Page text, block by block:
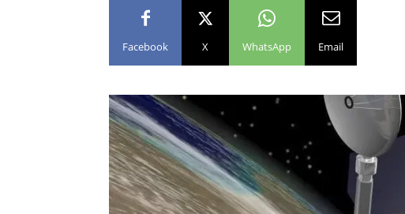
Facebook X WhatsApp Email